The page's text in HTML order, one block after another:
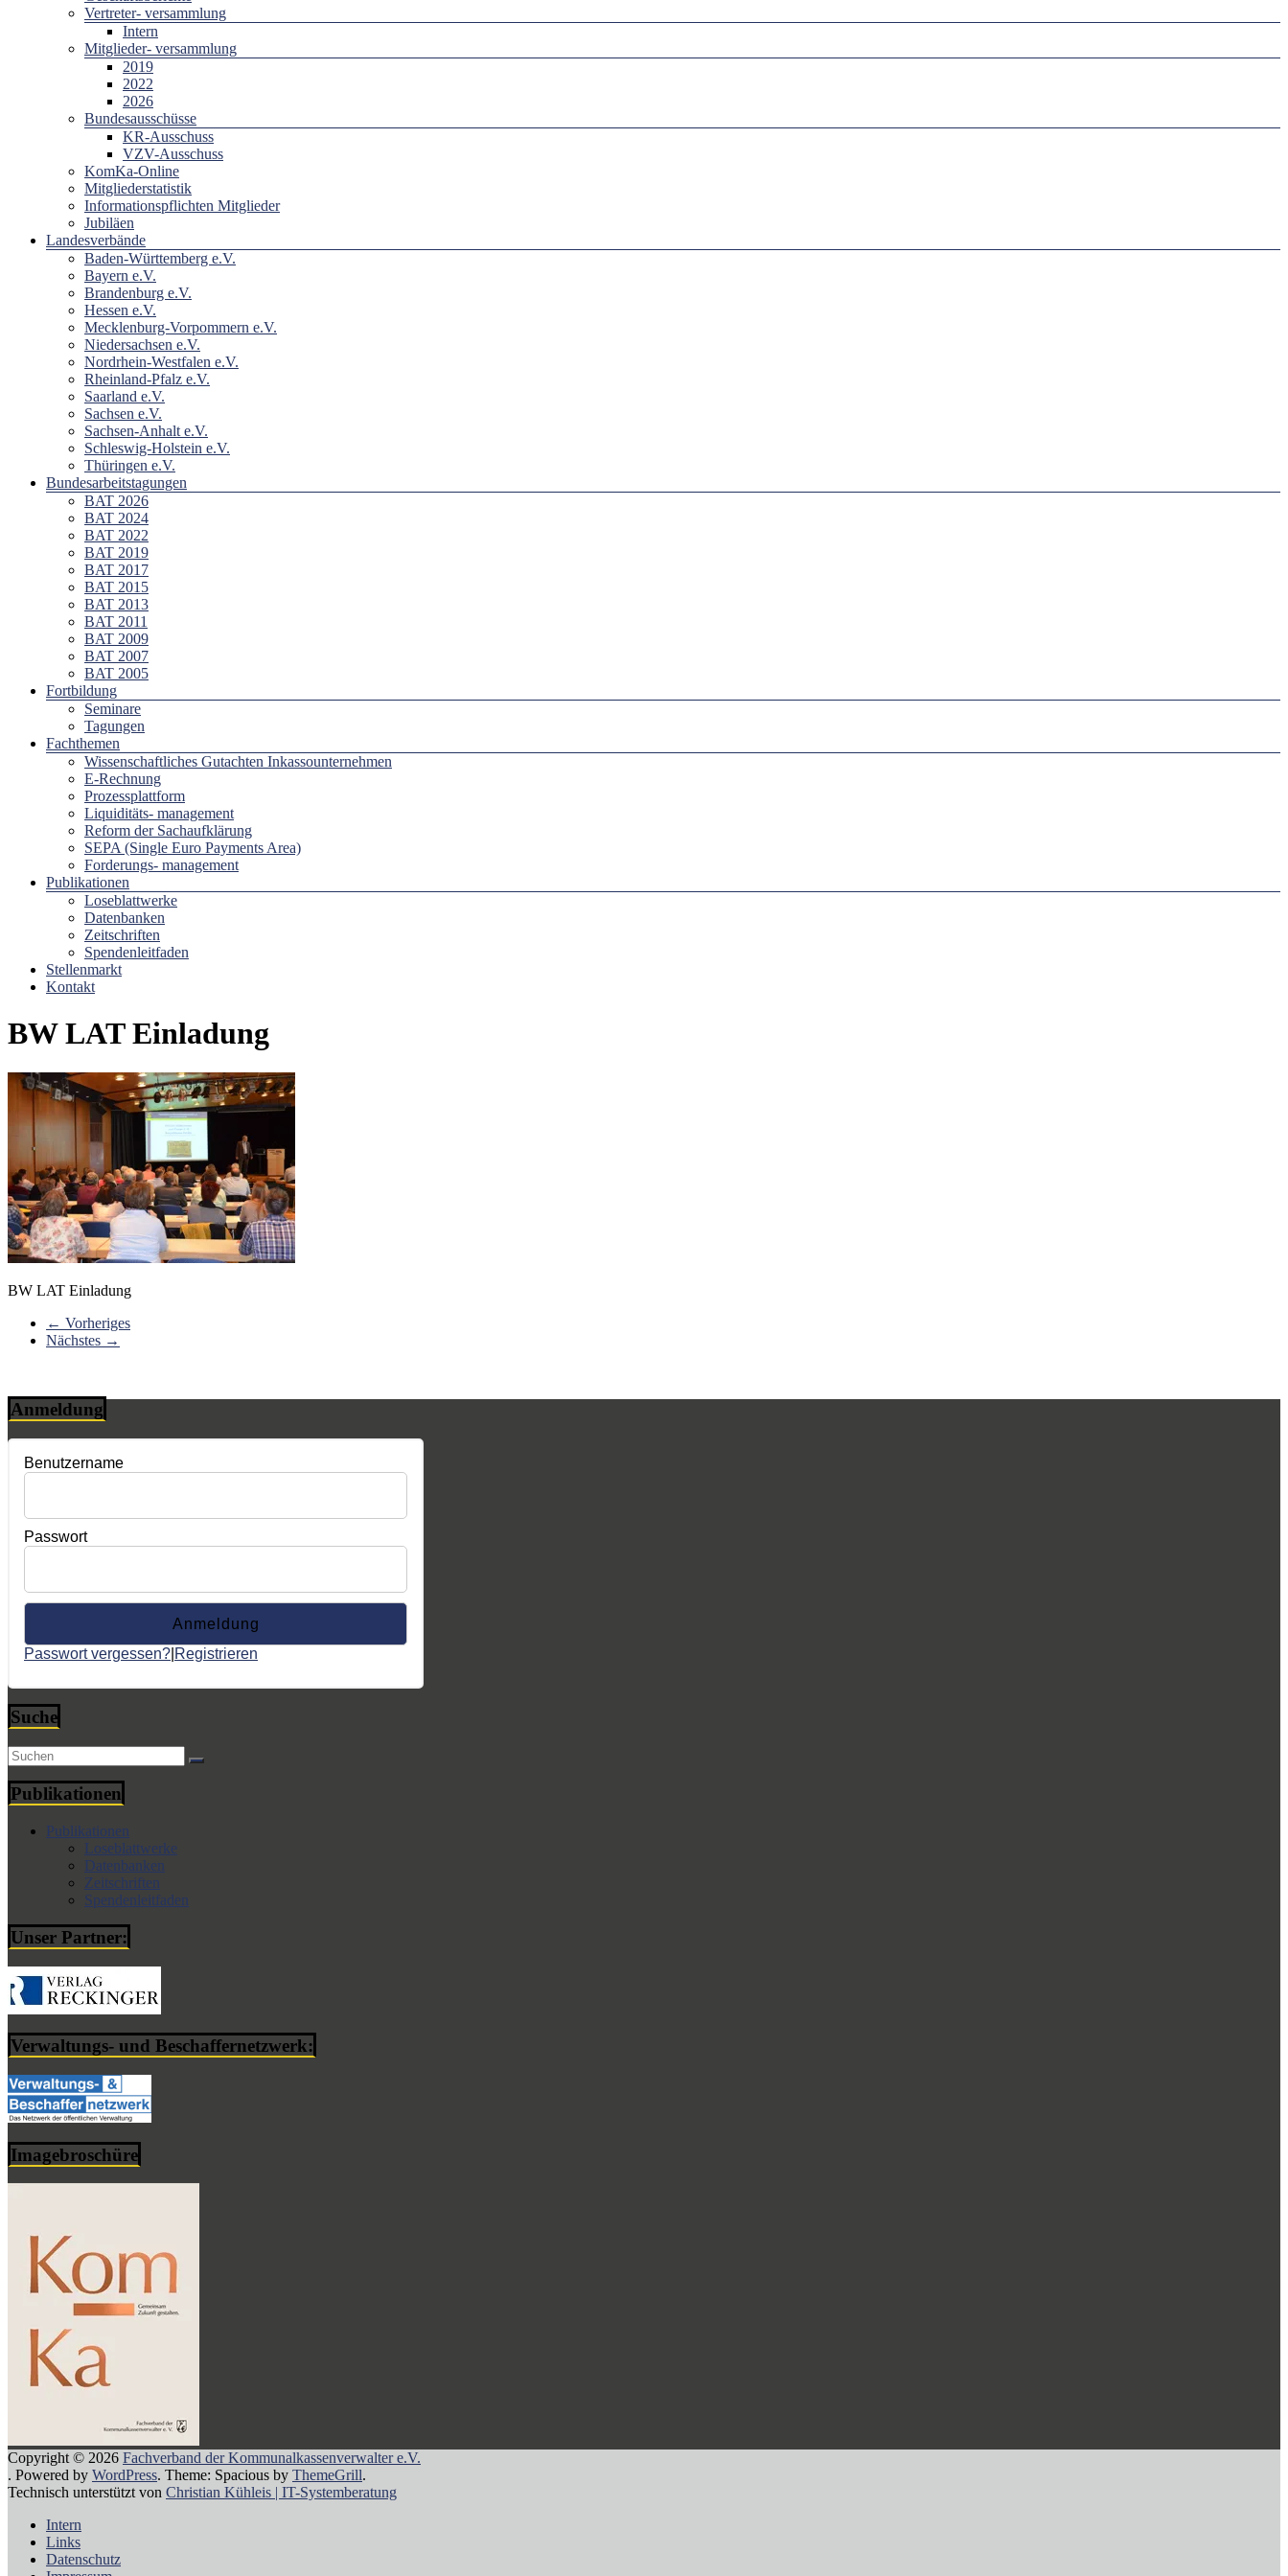
Vertreter- versammlung
Intern
Mitglieder- versammlung
2019
2022
2026
Bundesausschüsse
KR-Ausschuss
VZV-Ausschuss
KomKa-Online
Mitgliederstatistik
Informationspflichten Mitglieder
Jubiläen
Landesverbände
Baden-Württemberg e.V.
Bayern e.V.
Brandenburg e.V.
Hessen e.V.
Mecklenburg-Vorpommern e.V.
Niedersachsen e.V.
Nordrhein-Westfalen e.V.
Rheinland-Pfalz e.V.
Saarland e.V.
Sachsen e.V.
Sachsen-Anhalt e.V.
Schleswig-Holstein e.V.
Thüringen e.V.
Bundesarbeitstagungen
BAT 2026
BAT 2024
BAT 2022
BAT 2019
BAT 2017
BAT 2015
BAT 2013
BAT 2011
BAT 2009
BAT 2007
BAT 2005
Fortbildung
Seminare
Tagungen
Fachthemen
Wissenschaftliches Gutachten Inkassounternehmen
E-Rechnung
Prozessplattform
Liquiditäts- management
Reform der Sachaufklärung
SEPA (Single Euro Payments Area)
Forderungs- management
Publikationen
Loseblattwerke
Datenbanken
Zeitschriften
Spendenleitfaden
Stellenmarkt
Kontakt
BW LAT Einladung
BW LAT Einladung
← Vorheriges
Nächstes →
Anmeldung
Benutzername
Passwort
Passwort vergessen? Registrieren
Suche
Publikationen
Publikationen
Loseblattwerke
Datenbanken
Zeitschriften
Spendenleitfaden
Unser Partner:
Verwaltungs- und Beschaffernetzwerk:
Imagebroschüre
Copyright © 2026 Fachverband der Kommunalkassenverwalter e.V.
. Powered by WordPress. Theme: Spacious by ThemeGrill.
Technisch unterstützt von Christian Kühleis | IT-Systemberatung
Intern
Links
Datenschutz